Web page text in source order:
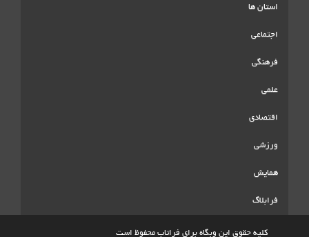
استان ها
اجتماعی
فرهنگی
علمی
اقتصادی
ورزشی
همایش
فرابلاگ
کلیه حقوق این وبگاه برای فراتاب محفوظ است